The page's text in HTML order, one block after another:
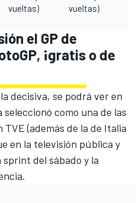
vueltas)
vueltas)
el GP de
¡gratis o de
decisiva, se podrá ver en
como una de las
(además de la de Italia
en la televisión pública y
del sábado y la